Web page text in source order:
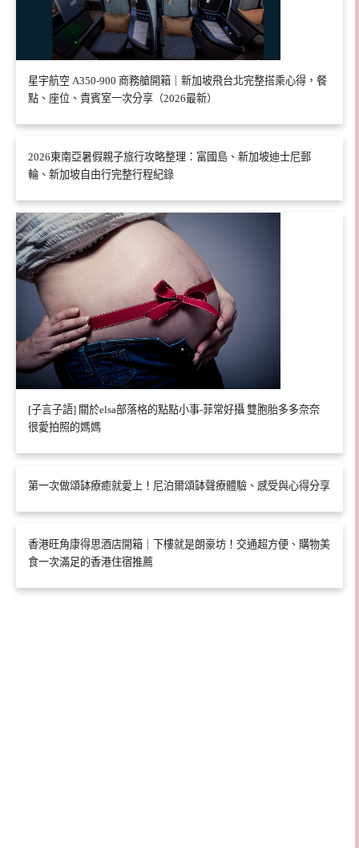
星宇航空 A350-900 商務艙開箱｜新加坡飛台北完整搭乘心得，餐
點、座位、貴賓室一次分享（2026最新）
2026東南亞暑假親子旅行攻略整理：富國島、新加坡迪士尼郵
輪、新加坡自由行完整行程紀錄
[子言子語] 關於elsa部落格的點點小事-菲常好攝 雙胞胎多多奈奈
很愛拍照的媽媽
第一次做頌缽療癒就愛上！尼泊爾頌缽聲療體驗、感受與心得分享
香港旺角康得思酒店開箱｜下樓就是朗豪坊！交通超方便、購物美
食一次滿足的香港住宿推薦